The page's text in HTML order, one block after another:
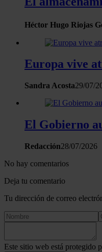
Héctor Hugo Riojas
Europa vive
Sandra Acosta29/07/
El Gobierno
Redacción28/07/2026
No hay comentarios
Deja tu comentario
Tu dirección de correo
Este sitio web está protegido